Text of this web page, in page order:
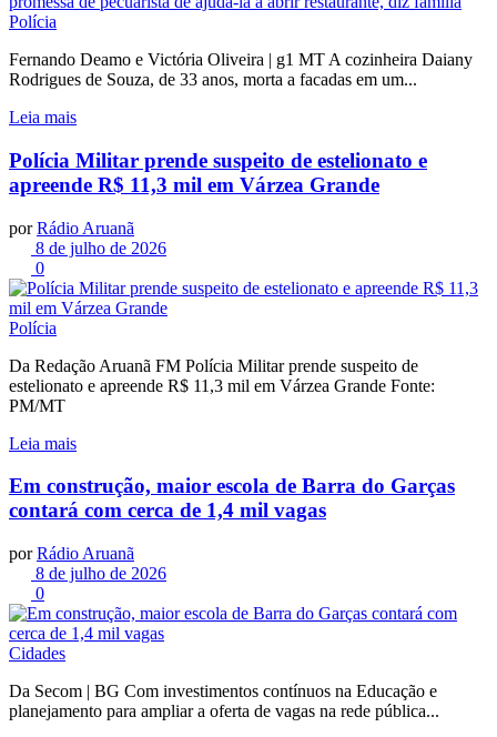
Polícia
Fernando Deamo e Victória Oliveira | g1 MT A cozinheira Daiany
Rodrigues de Souza, de 33 anos, morta a facadas em um...
Leia mais
Polícia Militar prende suspeito de estelionato e
apreende R$ 11,3 mil em Várzea Grande
por Rádio Aruanã
8 de julho de 2026
0
Polícia
Da Redação Aruanã FM Polícia Militar prende suspeito de
estelionato e apreende R$ 11,3 mil em Várzea Grande Fonte:
PM/MT
Leia mais
Em construção, maior escola de Barra do Garças
contará com cerca de 1,4 mil vagas
por Rádio Aruanã
8 de julho de 2026
0
Cidades
Da Secom | BG Com investimentos contínuos na Educação e
planejamento para ampliar a oferta de vagas na rede pública...